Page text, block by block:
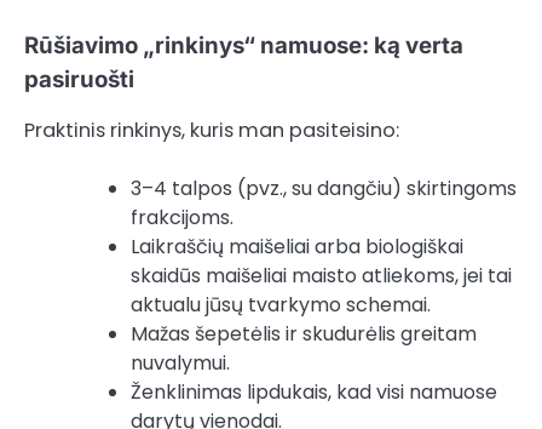
Rūšiavimo „rinkinys“ namuose: ką verta
pasiruošti
Praktinis rinkinys, kuris man pasiteisino:
3–4 talpos (pvz., su dangčiu) skirtingoms
frakcijoms.
Laikraščių maišeliai arba biologiškai
skaidūs maišeliai maisto atliekoms, jei tai
aktualu jūsų tvarkymo schemai.
Mažas šepetėlis ir skudurėlis greitam
nuvalymui.
Ženklinimas lipdukais, kad visi namuose
darytų vienodai.